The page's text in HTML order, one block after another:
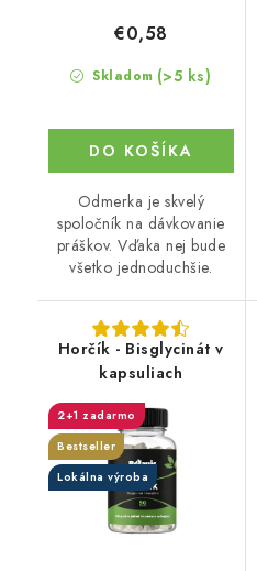
Skladom (>5 ks)
€0,58
DO KOŠÍKA
Odmerka je skvelý
spoločník na dávkovanie
práškov. Vďaka nej bude
všetko jednoduchšie.
Horčík - Bisglycinát v
kapsuliach
2+1 zadarmo
Bestseller
Lokálna výroba